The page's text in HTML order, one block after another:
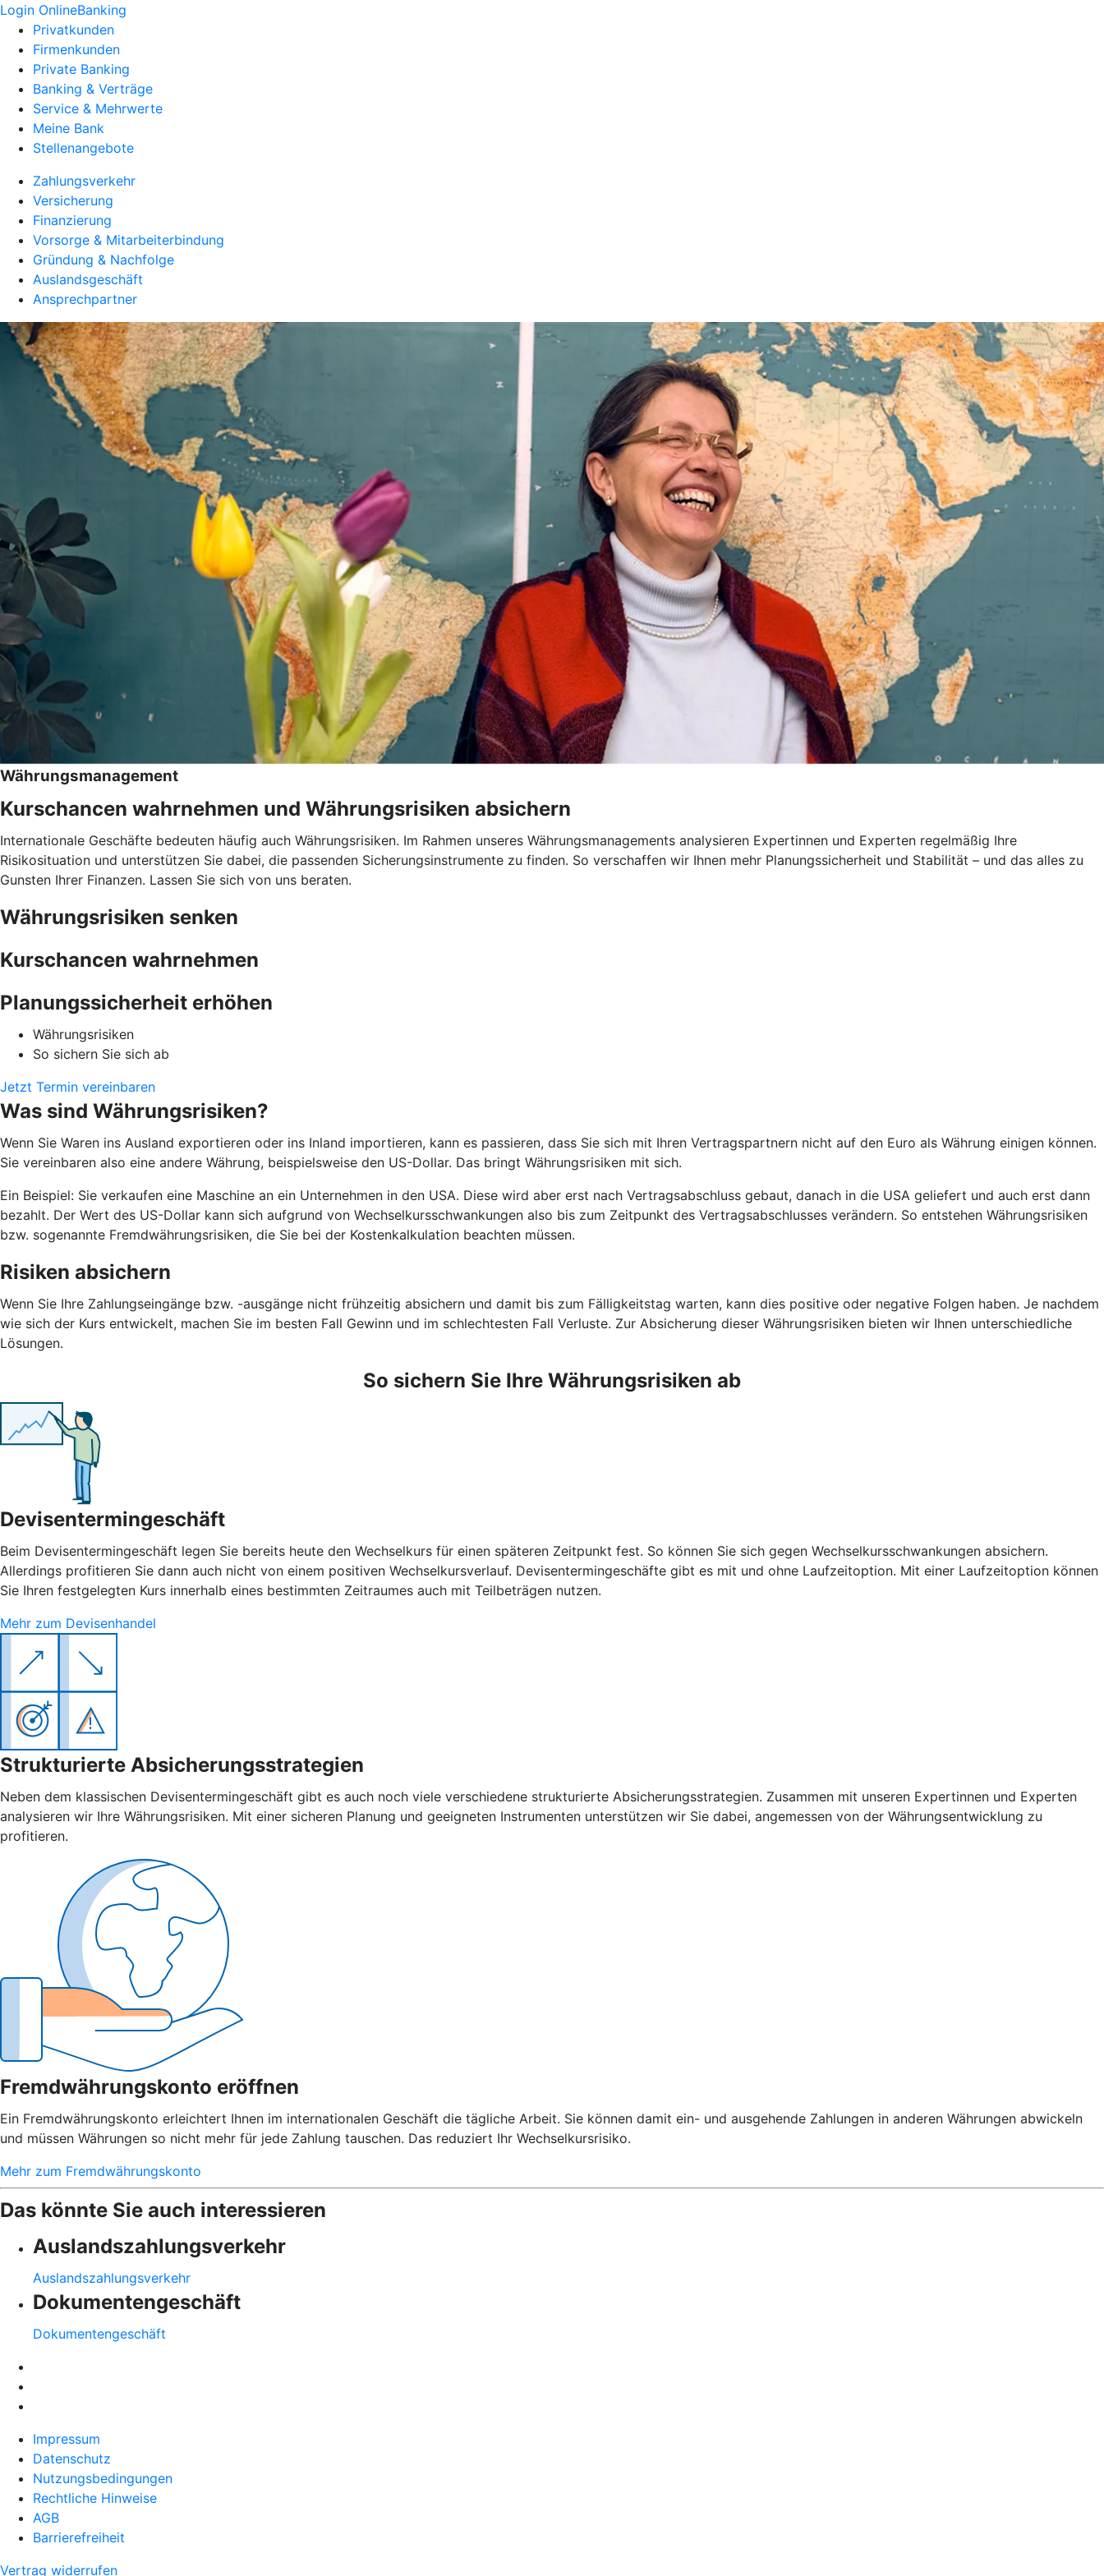
Login OnlineBanking
Privatkunden
Firmenkunden
Private Banking
Banking & Verträge
Service & Mehrwerte
Meine Bank
Stellenangebote
Zahlungsverkehr
Versicherung
Finanzierung
Vorsorge & Mitarbeiterbindung
Gründung & Nachfolge
Auslandsgeschäft
Ansprechpartner
Währungsmanagement
Kurschancen wahrnehmen und Währungsrisiken absichern
Internationale Geschäfte bedeuten häufig auch Währungsrisiken. Im Rahmen unseres Währungsmanagements analysieren Expertinnen und Experten regelmäßig Ihre
Risikosituation und unterstützen Sie dabei, die passenden Sicherungsinstrumente zu finden. So verschaffen wir Ihnen mehr Planungssicherheit und Stabilität – und das alles zu
Gunsten Ihrer Finanzen. Lassen Sie sich von uns beraten.
Währungsrisiken senken
Kurschancen wahrnehmen
Planungssicherheit erhöhen
Währungsrisiken
So sichern Sie sich ab
Jetzt Termin vereinbaren
Was sind Währungsrisiken?
Wenn Sie Waren ins Ausland exportieren oder ins Inland importieren, kann es passieren, dass Sie sich mit Ihren Vertragspartnern nicht auf den Euro als Währung einigen können.
Sie vereinbaren also eine andere Währung, beispielsweise den US-Dollar. Das bringt Währungsrisiken mit sich.
Ein Beispiel: Sie verkaufen eine Maschine an ein Unternehmen in den USA. Diese wird aber erst nach Vertragsabschluss gebaut, danach in die USA geliefert und auch erst dann
bezahlt. Der Wert des US-Dollar kann sich aufgrund von Wechselkursschwankungen also bis zum Zeitpunkt des Vertragsabschlusses verändern. So entstehen Währungsrisiken
bzw. sogenannte Fremdwährungsrisiken, die Sie bei der Kostenkalkulation beachten müssen.
Risiken absichern
Wenn Sie Ihre Zahlungseingänge bzw. -ausgänge nicht frühzeitig absichern und damit bis zum Fälligkeitstag warten, kann dies positive oder negative Folgen haben. Je nachdem
wie sich der Kurs entwickelt, machen Sie im besten Fall Gewinn und im schlechtesten Fall Verluste. Zur Absicherung dieser Währungsrisiken bieten wir Ihnen unterschiedliche
Lösungen.
So sichern Sie Ihre Währungsrisiken ab
Devisentermingeschäft
Beim Devisentermingeschäft legen Sie bereits heute den Wechselkurs für einen späteren Zeitpunkt fest. So können Sie sich gegen Wechselkursschwankungen absichern.
Allerdings profitieren Sie dann auch nicht von einem positiven Wechselkursverlauf. Devisentermingeschäfte gibt es mit und ohne Laufzeitoption. Mit einer Laufzeitoption können
Sie Ihren festgelegten Kurs innerhalb eines bestimmten Zeitraumes auch mit Teilbeträgen nutzen.
Mehr zum Devisenhandel
Strukturierte Absicherungsstrategien
Neben dem klassischen Devisentermingeschäft gibt es auch noch viele verschiedene strukturierte Absicherungsstrategien. Zusammen mit unseren Expertinnen und Experten
analysieren wir Ihre Währungsrisiken. Mit einer sicheren Planung und geeigneten Instrumenten unterstützen wir Sie dabei, angemessen von der Währungsentwicklung zu
profitieren.
Fremdwährungskonto eröffnen
Ein Fremdwährungskonto erleichtert Ihnen im internationalen Geschäft die tägliche Arbeit. Sie können damit ein- und ausgehende Zahlungen in anderen Währungen abwickeln
und müssen Währungen so nicht mehr für jede Zahlung tauschen. Das reduziert Ihr Wechselkursrisiko.
Mehr zum Fremdwährungskonto
Das könnte Sie auch interessieren
Auslandszahlungsverkehr
Auslandszahlungsverkehr
Dokumentengeschäft
Dokumentengeschäft
Impressum
Datenschutz
Nutzungsbedingungen
Rechtliche Hinweise
AGB
Barrierefreiheit
Vertrag widerrufen